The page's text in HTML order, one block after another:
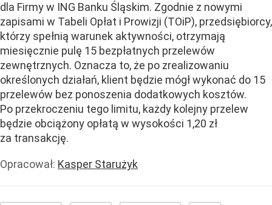
dla Firmy w ING Banku Śląskim. Zgodnie z nowymi
zapisami w Tabeli Opłat i Prowizji (TOiP), przedsiębiorcy,
którzy spełnią warunek aktywności, otrzymają
miesięcznie pulę 15 bezpłatnych przelewów
zewnętrznych. Oznacza to, że po zrealizowaniu
określonych działań, klient będzie mógł wykonać do 15
przelewów bez ponoszenia dodatkowych kosztów.
Po przekroczeniu tego limitu, każdy kolejny przelew
będzie obciążony opłatą w wysokości 1,20 zł
za transakcję.
Opracował: Kasper Starużyk